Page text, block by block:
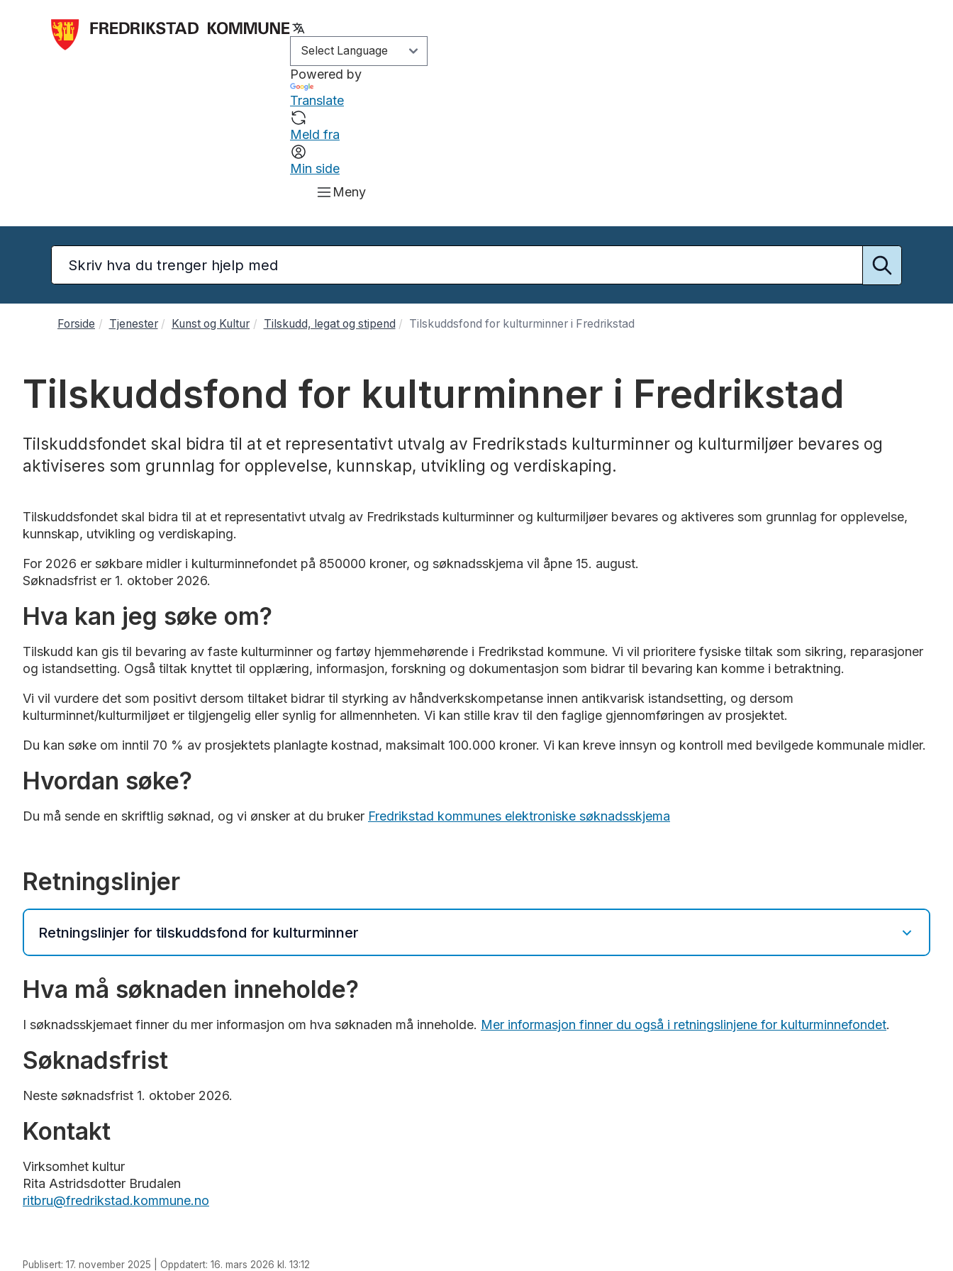
Powered by
Translate
Meld fra
Min side
Meny
Forside Tjenester Kunst og Kultur Tilskudd, legat og stipend Tilskuddsfond for kulturminner i Fredrikstad
Tilskuddsfond for kulturminner i Fredrikstad
Tilskuddsfondet skal bidra til at et representativt utvalg av Fredrikstads kulturminner og kulturmiljøer bevares og
aktiviseres som grunnlag for opplevelse, kunnskap, utvikling og verdiskaping.
Tilskuddsfondet skal bidra til at et representativt utvalg av Fredrikstads kulturminner og kulturmiljøer bevares og aktiveres som grunnlag for opplevelse,
kunnskap, utvikling og verdiskaping.
For 2026 er søkbare midler i kulturminnefondet på 850000 kroner, og søknadsskjema vil åpne 15. august.
Søknadsfrist er 1. oktober 2026.
Hva kan jeg søke om?
Tilskudd kan gis til bevaring av faste kulturminner og fartøy hjemmehørende i Fredrikstad kommune. Vi vil prioritere fysiske tiltak som sikring, reparasjoner
og istandsetting. Også tiltak knyttet til opplæring, informasjon, forskning og dokumentasjon som bidrar til bevaring kan komme i betraktning.
Vi vil vurdere det som positivt dersom tiltaket bidrar til styrking av håndverkskompetanse innen antikvarisk istandsetting, og dersom
kulturminnet/kulturmiljøet er tilgjengelig eller synlig for allmennheten. Vi kan stille krav til den faglige gjennomføringen av prosjektet.
Du kan søke om inntil 70 % av prosjektets planlagte kostnad, maksimalt 100.000 kroner. Vi kan kreve innsyn og kontroll med bevilgede kommunale midler.
Hvordan søke?
Du må sende en skriftlig søknad, og vi ønsker at du bruker Fredrikstad kommunes elektroniske søknadsskjema
Retningslinjer
Retningslinjer for tilskuddsfond for kulturminner
Retningslinjer for tilskuddsfond for kulturminner i Fredrikstad
Tilskuddsfondet skal bidra til at et representativt utvalg av Fredrikstads kulturminner og kulturmiljøer bevares og aktiviseres som grunnlag for
Tilskudd kan gis til bevaring av faste kulturminner og fartøy hjemmehørende i Fredrikstad kommune.
§ 3. Økonomiske rammer
§ 4. Følgende kriterier legges til grunn for behandling av søknader:
Vi vil prioritere fysiske tiltak som sikring, reparasjoner og istandsetting. Tilbakeføring til dokumentert tilstand kan komme i betraktning.
Vi vil prioritere kulturminner som har formell vernestatus eller er registrert som verneverdig på annen måte.
Hva må søknaden inneholde?
I søknadsskjemaet finner du mer informasjon om hva søknaden må inneholde. Mer informasjon finner du også i retningslinjene for kulturminnefondet.
Søknadsfrist
Neste søknadsfrist 1. oktober 2026.
Kontakt
Virksomhet kultur
Rita Astridsdotter Brudalen
ritbru@fredrikstad.kommune.no
Publisert: 17. november 2025 | Oppdatert: 16. mars 2026 kl. 13:12